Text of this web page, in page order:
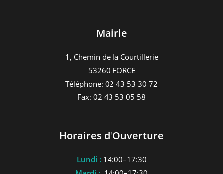
Mairie
1, Chemin de la Courtillerie
53260 FORCE
Téléphone: 02 43 53 30 72
Fax: 02 43 53 05 58
Horaires d'Ouverture
Lundi : 14:00–17:30